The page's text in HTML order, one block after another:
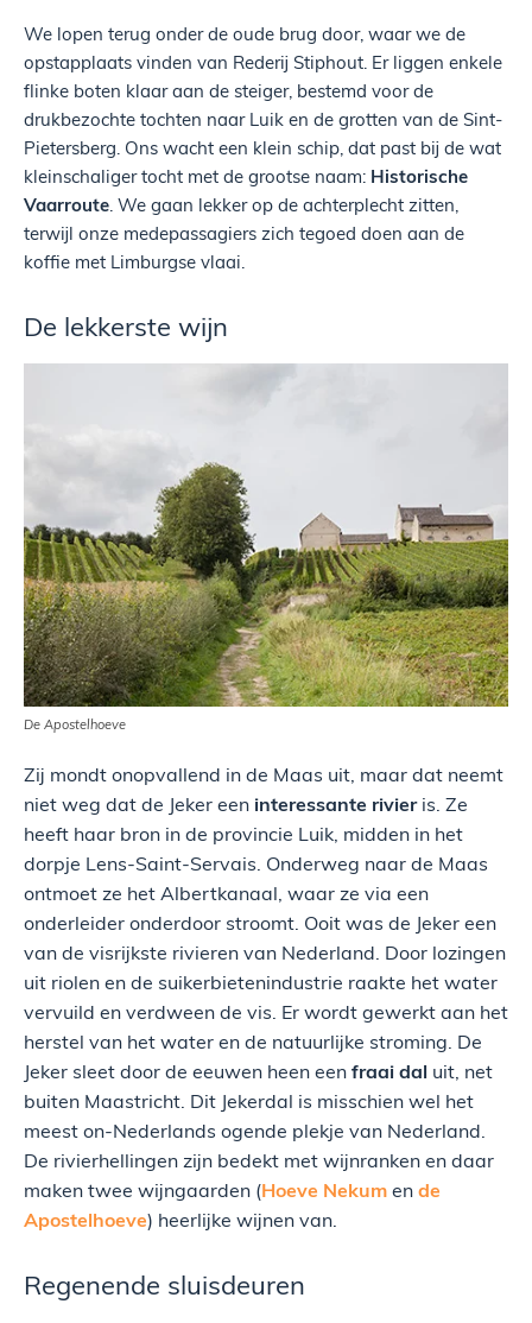
We lopen terug onder de oude brug door, waar we de
opstapplaats vinden van Rederij Stiphout. Er liggen enkele
flinke boten klaar aan de steiger, bestemd voor de
drukbezochte tochten naar Luik en de grotten van de Sint-
Pietersberg. Ons wacht een klein schip, dat past bij de wat
kleinschaliger tocht met de grootse naam: Historische
Vaarroute . We gaan lekker op de achterplecht zitten,
terwijl onze medepassagiers zich tegoed doen aan de
koffie met Limburgse vlaai.
De lekkerste wijn
De Apostelhoeve
Zij mondt onopvallend in de Maas uit, maar dat neemt
niet weg dat de Jeker een interessante rivieris. Ze
heeft haar bron in de provincie Luik, midden in het
dorpje Lens-Saint-Servais. Onderweg naar de Maas
ontmoet ze het Albertkanaal, waar ze via een
onderleider onderdoor stroomt. Ooit was de Jeker een
van de visrijkste rivieren van Nederland. Door lozingen
uit riolen en de suikerbietenindustrie raakte het water
vervuild en verdween de vis. Er wordt gewerkt aan het
herstel van het water en de natuurlijke stroming. De
Jeker sleet door de eeuwen heen eenfraai dal uit, net
buiten Maastricht. Dit Jekerdal is misschien wel het
meest on-Nederlands ogende plekje van Nederland.
De rivierhellingen zijn bedekt met wijnranken en daar
maken twee wijngaarden (Hoeve Nekumende
Apostelhoeve) heerlijke wijnen van.
Regenende sluisdeuren